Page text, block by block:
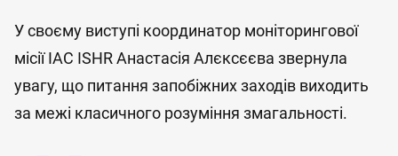
У своєму виступі координатор моніторингової
місії IAC ISHR Анастасія Алєксєєва звернула
увагу, що питання запобіжних заходів виходить
за межі класичного розуміння змагальності.